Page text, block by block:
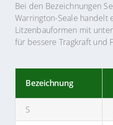
Bei den Bezeichnungen
Warrington-Seale handelt
Litzenbauformen mit
für bessere Tragkraft und
Bezeichnung
S